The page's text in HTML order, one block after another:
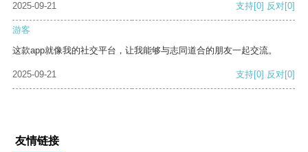
2025-09-21 支持[0] 反对[0]
游客
这款app就像我的社交平台，让我能够与志同道合的朋友一起交流。
2025-09-21 支持[0] 反对[0]
友情链接